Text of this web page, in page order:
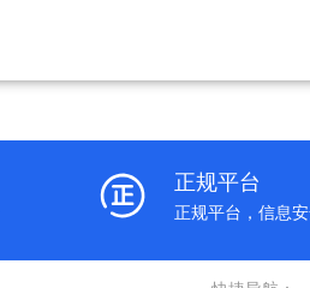
正规平台
正规平台，信息